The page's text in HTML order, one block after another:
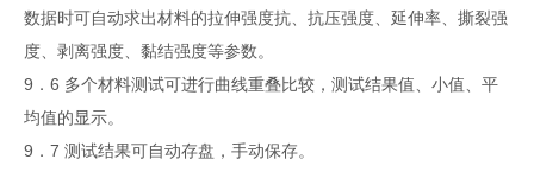
数据时可自动求出材料的拉伸强度抗、抗压强度、延伸率、撕裂强
度、剥离强度、黏结强度等参数。
9．6 多个材料测试可进行曲线重叠比较，测试结果值、小值、平
均值的显示。
9．7 测试结果可自动存盘，手动保存。